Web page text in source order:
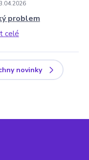
problem
celé
novinky